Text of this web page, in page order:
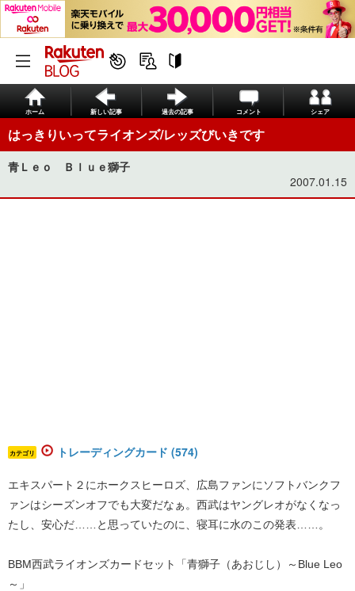
ホーム 新しい記事 過去の記事 コメント シェア
はっきりいってライオンズ/レッズびいきです
青Ｌｅｏ Ｂｌｕｅ獅子
2007.01.15
カテゴリ トレーディングカード (574)
エキスパート２にホークスヒーロズ、広島ファンにソフトバンクフ
ァンはシーズンオフでも大変だなぁ。西武はヤングレオがなくなっ
たし、安心だ……と思っていたのに、寝耳に水のこの発表……。
BBM西武ライオンズカードセット「青獅子（あおじし）～Blue Leo
～」